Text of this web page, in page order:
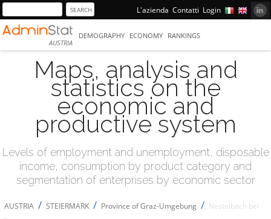
L'azienda Contatti Login
AUSTRIA
DEMOGRAPHY ECONOMY RANKINGS
Maps, analysis and
statistics on the
economic and
productive system
Levels of employment and unemployment, disposable
income, consumption by product category and
segmentation of enterprises by economic sector
AUSTRIA / STEIERMARK / Province of Graz-Umgebung / Nestelbach bei